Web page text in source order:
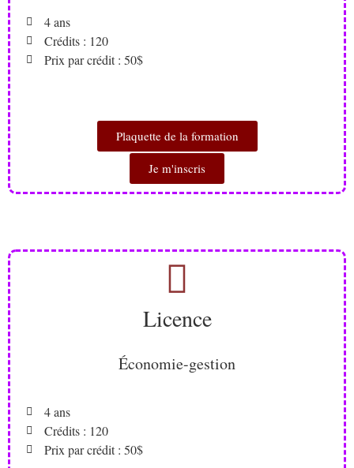
4 ans
Crédits : 120
Prix par crédit : 50$
Plaquette de la formation
Je m'inscris
Licence
Économie-gestion
4 ans
Crédits : 120
Prix par crédit : 50$